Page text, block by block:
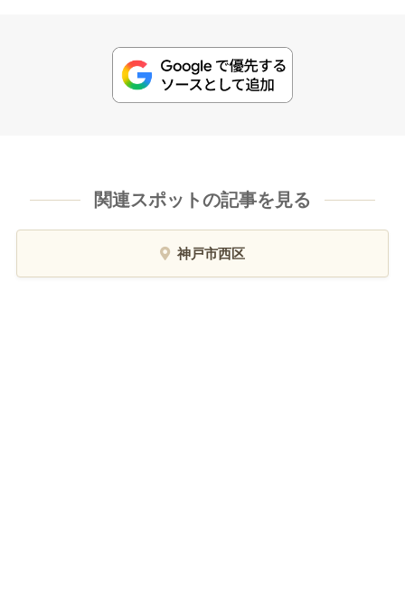
関連スポットの記事を見る
神戸市西区